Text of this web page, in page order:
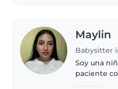
Maylin
Soy una
paciente